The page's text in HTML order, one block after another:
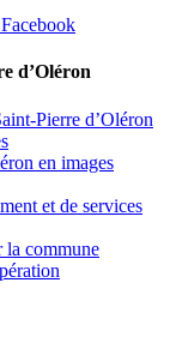
d’Oléron
Pierre d’Oléron
en images
et de services
la commune